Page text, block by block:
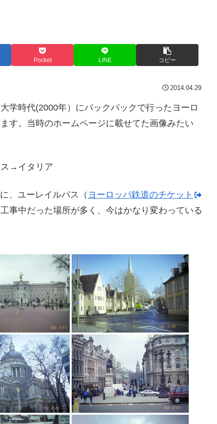
Pocket LINE コピー
2014.04.29
学時代(2000年）にバックパックで行ったヨーロ
す。当時のホームページに載せてた画像みたい
→イタリア
、ユーレイルパス（ ヨーロッパ鉄道のチケット
事中だった場所が多く、今はかなり変わっている